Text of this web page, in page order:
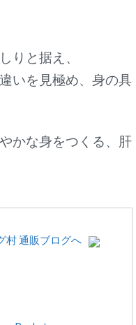
りと据え、
いを見極め、身の具
かな身をつくる、肝